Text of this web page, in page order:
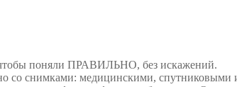
поняли ПРАВИЛЬНО, без искажений.
со снимками: медицинскими,